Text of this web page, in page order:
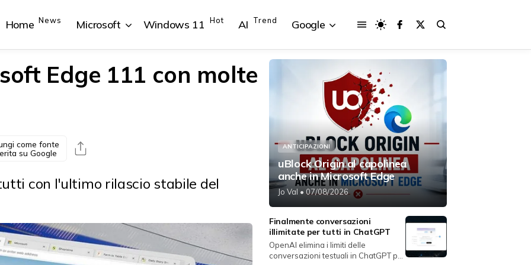
Home News Microsoft
{{POSTS[3].LABEL}}
{{posts[3].title}}
Windows 11 Hot AI Trend Google
{{POSTS[3].LABEL}}
{{posts[3].title}}
Edge 111 con molte
come fonte
su Google
con l'ultimo rilascio stabile del
ANTICIPAZIONI
uBlock Origin al capolinea
anche in Microsoft Edge
Jo Val • 07/08/2026
Finalmente conversazioni
illimitate per tutti in ChatGPT
OpenAI elimina i limiti delle
conversazioni testuali in ChatGPT per